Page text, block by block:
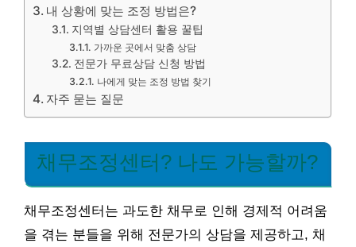
내 상황에 맞는 조정 방법은?
지역별 상담센터 활용 꿀팁
가까운 곳에서 맞춤 상담
전문가 무료상담 신청 방법
나에게 맞는 조정 방법 찾기
자주 묻는 질문
채무조정센터? 나도 가능할까?
채무조정센터는 과도한 채무로 인해 경제적 어려움
을 겪는 분들을 위해 전문가의 상담을 제공하고, 채